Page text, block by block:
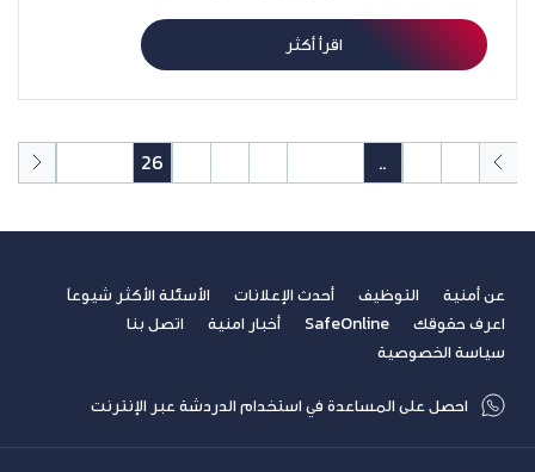
اقرأ أكثر
..
26
عن أمنية التوظيف أحدث الإعلانات
الأسئلة الأكثر شيوعاً
اعرف حقوقك
SafeOnline أخبار امنية
اتصل بنا
سياسة الخصوصية
احصل على المساعدة في استخدام الدردشة عبر الإنترنت